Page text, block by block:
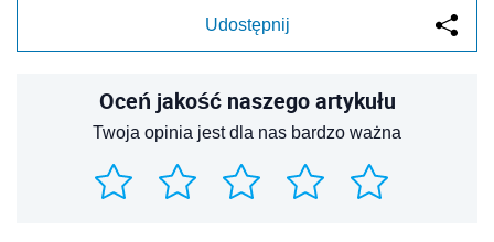
Udostępnij
Oceń jakość naszego artykułu
Twoja opinia jest dla nas bardzo ważna